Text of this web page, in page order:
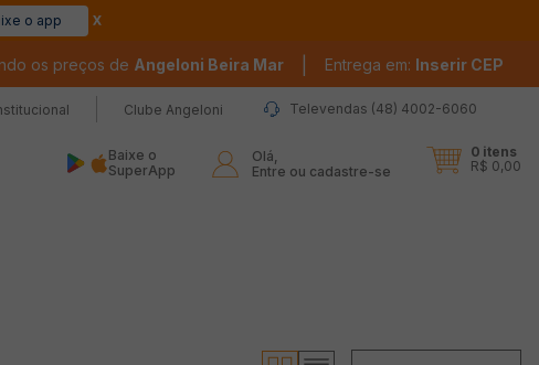
o app
os preços de Angeloni Beira Mar Entrega em: Inserir CEP
Clube Angeloni Televendas (48) 4002-6060
Baixe o
SuperApp
Olá,
Entre ou cadastre-se
0 itens
R$ 0,00